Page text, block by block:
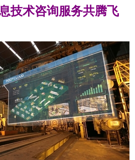
技术咨询服务共腾飞